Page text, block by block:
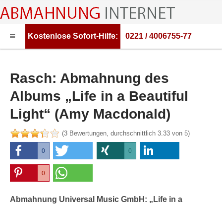
HOME
ABMAHNWARNER
ABMAHNUNG FILESHARING
RECHTSBERATUNG
Kostenlose Sofort-Hilfe: 0221 / 4006755-77
Rasch: Abmahnung des
Albums „Life in a Beautiful
Light“ (Amy Macdonald)
(3 Bewertungen, durchschnittlich 3.33 von 5)
0
0 0
0
0
0
Abmahnung Universal Music GmbH: „Life in a